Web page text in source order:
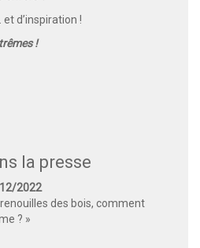
d’inspiration !
!
la presse
2022
des bois, comment
? »